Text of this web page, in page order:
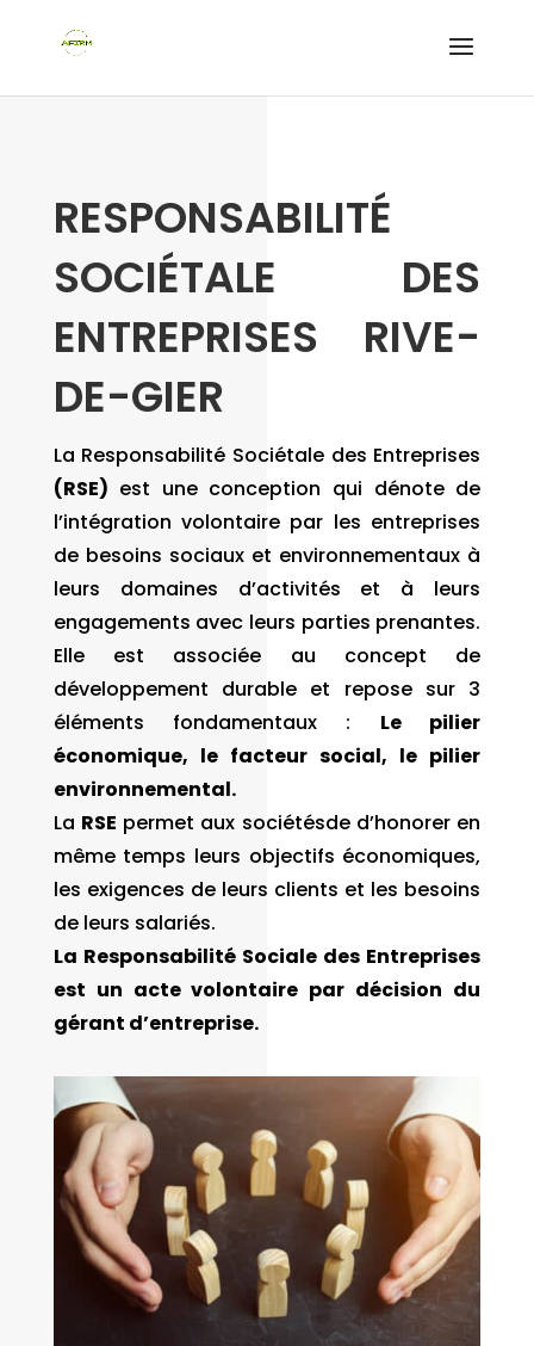
RESPONSABILITÉ
SOCIÉTALE DES
ENTREPRISES RIVE-
DE-GIER
La Responsabilité Sociétale des Entreprises
(RSE) est une conception qui dénote de
l’intégration volontaire par les entreprises
de besoins sociaux et environnementaux à
leurs domaines d’activités et à leurs
engagements avec leurs parties prenantes.
Elle est associée au concept de
développement durable et repose sur 3
éléments fondamentaux : Le pilier
économique, le facteur social, le pilier
environnemental.
La RSE permet aux sociétésde d’honorer en
même temps leurs objectifs économiques,
les exigences de leurs clients et les besoins
de leurs salariés.
La Responsabilité Sociale des Entreprises
est un acte volontaire par décision du
gérant d’entreprise.